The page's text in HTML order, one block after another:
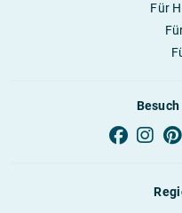
Für